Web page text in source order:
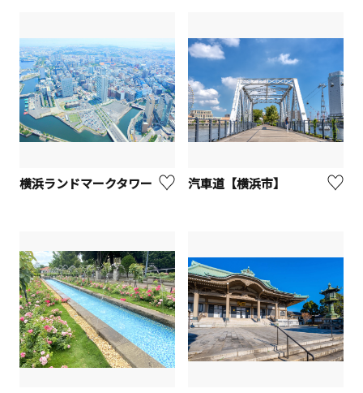
横浜ランドマークタワー 汽車道【横浜市】